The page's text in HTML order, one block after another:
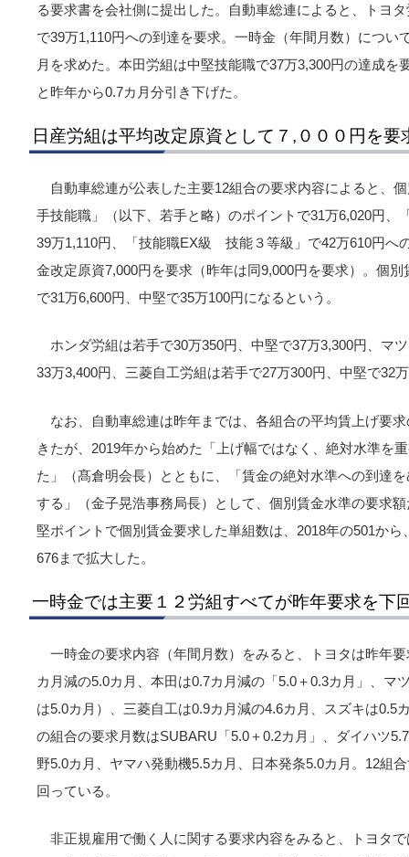
る要求書を会社側に提出した。自動車総連によると、トヨ
で39万1,110円への到達を要求。一時金（年間月数）につい
月を求めた。本田労組は中堅技能職で37万3,300円の達成を
と昨年から0.7カ月分引き下げた。
日産労組は平均改定原資として７,０００円を要
自動車総連が公表した主要12組合の要求内容によると、
手技能職」（以下、若手と略）のポイントで31万6,020円、
39万1,110円、「技能職EX級 技能３等級」で42万610円へ
金改定原資7,000円を要求（昨年は同9,000円を要求）。個
で31万6,600円、中堅で35万100円になるという。
ホンダ労組は若手で30万350円、中堅で37万3,300円、マ
33万3,400円、三菱自工労組は若手で27万300円、中堅で32
なお、自動車総連は昨年までは、各組合の平均賃上げ要
きたが、2019年から始めた「上げ幅ではなく、絶対水準を
た」（髙倉明会長）とともに、「賃金の絶対水準への到達
する」（金子晃浩事務局長）として、個別賃金水準の要求
堅ポイントで個別賃金要求した単組数は、2018年の501か
676まで拡大した。
一時金では主要１２労組すべてが昨年要求を下
一時金の要求内容（年間月数）をみると、トヨタは昨年
カ月減の5.0カ月、本田は0.7カ月減の「5.0＋0.3カ月」、マ
は5.0カ月）、三菱自工は0.9カ月減の4.6カ月、スズキは0.5
の組合の要求月数はSUBARU「5.0＋0.2カ月」、ダイハツ
野5.0カ月、ヤマハ発動機5.5カ月、日本発条5.0カ月。12組
回っている。
非正規雇用で働く人に関する要求内容をみると、トヨタ